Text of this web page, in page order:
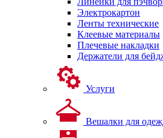
Электрокартон
Ленты технические
Клеевые материалы
Плечевые накладки
Держатели для
Услуги
Вешалки для